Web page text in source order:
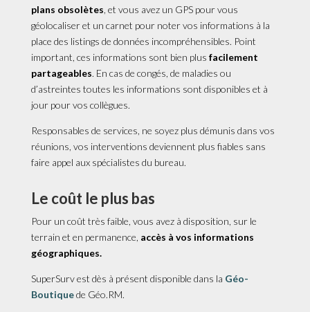
plans obsolètes , et vous avez un GPS pour vous
géolocaliser et un carnet pour noter vos informations à la
place des listings de données incompréhensibles. Point
important, ces informations sont bien plus facilement
partageables. En cas de congés, de maladies ou
d’astreintes toutes les informations sont disponibles et à
jour pour vos collègues.
Responsables de services, ne soyez plus démunis dans vos
réunions, vos interventions deviennent plus fiables sans
faire appel aux spécialistes du bureau.
Le coût le plus bas
Pour un coût très faible, vous avez à disposition, sur le
terrain et en permanence, accès à vos informations
géographiques.
SuperSurv est dès à présent disponible dans la Géo-
Boutiquede Géo.RM.